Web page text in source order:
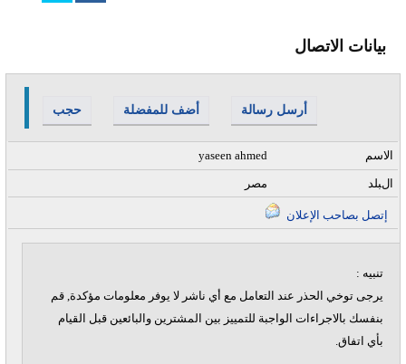
بيانات الاتصال
حجب أضف للمفضلة أرسل رسالة
yaseen ahmed الاسم
مصر البلد
تنبيه :
يرجى توخي الحذر عند التعامل مع أي ناشر لا يوفر معلومات مؤكدة, قم
بنفسك بالاجراءات الواجبة للتمييز بين المشترين والبائعين قبل القيام
بأي اتفاق.